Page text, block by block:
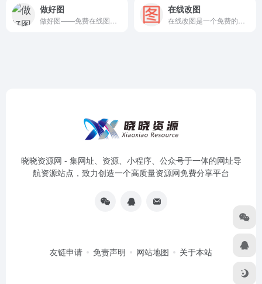
做好图 在线改图
晓晓资源网 - 集网址、资源、小程序、公众号于一体的网址导
航资源站点，致力创造一个高质量资源网免费分享平台
友链申请 免责声明 网站地图 关于本站